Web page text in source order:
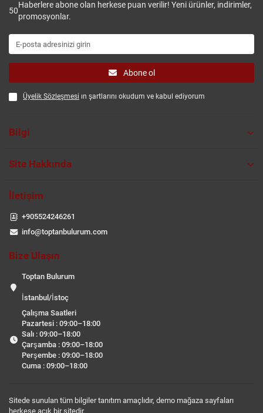
50
Haberlere abone olan herkese puan verilir! Yeni ürünler, indirimler,
promosyonlar.
Abone ol
Üyelik Sözleşmesi ın şartlarını okudum ve kabul ediyorum
Bilgi
Site Hakkında
İletişim
+905524246261
info@toptanbulurum.com
Bize Ulaşın
Toptan Bulurum
İstanbul/İstoç
Çalışma Saatleri
Pazartesi : 09:00–18:00
Salı : 09:00–18:00
Çarşamba : 09:00–18:00
Perşembe : 09:00–18:00
Cuma : 09:00–18:00
Sitede sunulan tüm bilgiler tanıtım amaçlıdır, demo mağaza sayfaları
herkese açık bir sitedir.